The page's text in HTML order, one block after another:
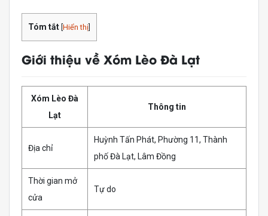
Tóm tắt Hiển thị
Giới thiệu về Xóm Lèo Đà Lạt
Xóm Lèo Đà
Lạt
Thông tin
Địa chỉ
Huỳnh Tấn Phát, Phường 11, Thành
phố Đà Lạt, Lâm Đồng
Thời gian mở
cửa
Tự do